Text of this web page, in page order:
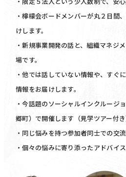
・檸檬会ボードメンバーが丸２日間
けします。
・新規事業開発の話と、組織マネジ
場です。
・他では話していない情報や、すぐ
情報をお届けします。
・今話題のソーシャルインクルージ
郷町）で開催します（見学ツアー付き
・同じ悩みを持つ参加者同士での交流
・個々の悩みに寄り添ったアドバイス